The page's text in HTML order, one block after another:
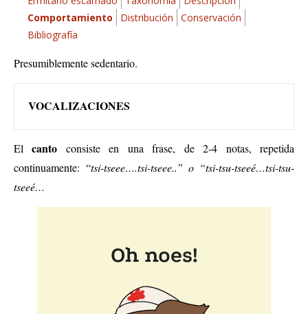
Comportamiento
Distribución
Conservación
Bibliografía
Presumiblemente sedentario.
VOCALIZACIONES
Elcanto consiste en una frase, de 2-4 notas, repetida
continuamente: “tsi-tseee….tsi-tseee..” o “tsi-tsu-tseeé…tsi-tsu-
tseeé…